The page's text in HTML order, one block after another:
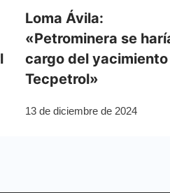
Loma Ávila:
«Petrominera se
cargo del
Tecpetrol»
13 de diciembre de 2024